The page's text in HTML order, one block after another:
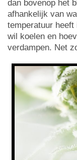
dan bovenop het
afhankelijk van
temperatuur
wil koelen en
verdampen. Net